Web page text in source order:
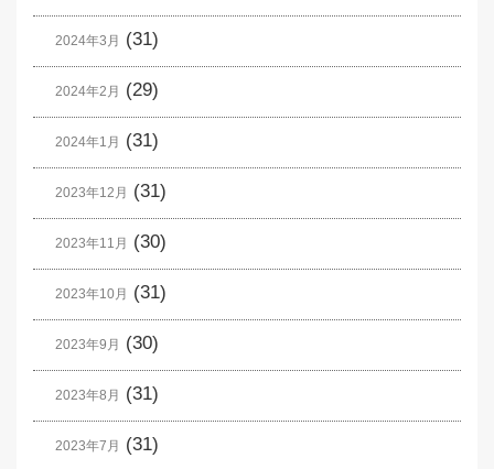
2024年3月 (31)
2024年2月 (29)
2024年1月 (31)
2023年12月 (31)
2023年11月 (30)
2023年10月 (31)
2023年9月 (30)
2023年8月 (31)
2023年7月 (31)